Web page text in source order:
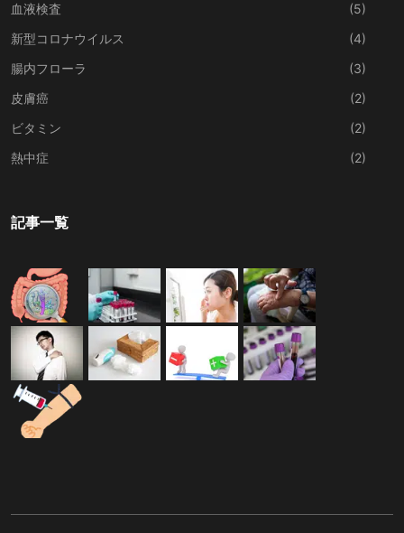
血液検査
(5)
新型コロナウイルス
(4)
腸内フローラ
(3)
皮膚癌
(2)
ビタミン
(2)
熱中症
(2)
記事一覧